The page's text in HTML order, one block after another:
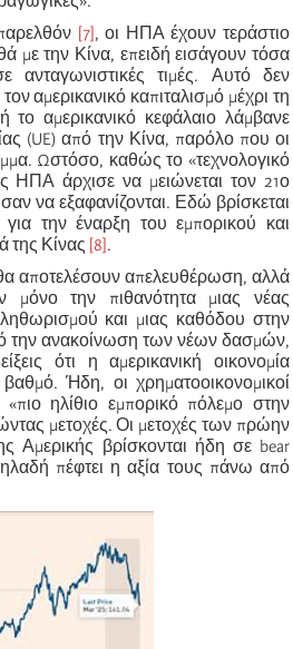
[7], οι ΗΠΑ έχουν τεράστιο
με την Κίνα, επειδή εισάγουν τόσα
ανταγωνιστικές τιμές. Αυτό δεν
αμερικανικό καπιταλισμό μέχρι τη
το αμερικανικό κεφάλαιο λάμβανε
(UE) από την Κίνα, παρόλο που οι
Ωστόσο, καθώς το «τεχνολογικό
ΗΠΑ άρχισε να μειώνεται τον 21ο
να εξαφανίζονται. Εδώ βρίσκεται
την έναρξη του εμπορικού και
της Κίνας [8].
αποτελέσουν απελευθέρωση, αλλά
μόνο την πιθανότητα μιας νέας
και μιας καθόδου στην
την ανακοίνωση των νέων δασμών,
ότι η αμερικανική οικονομία
Ήδη, οι χρηματοοικονομικοί
«πιο ηλίθιο εμπορικό πόλεμο στην
μετοχές. Οι μετοχές των πρώην
Αμερικής βρίσκονται ήδη σε bear
πέφτει η αξία τους πάνω από